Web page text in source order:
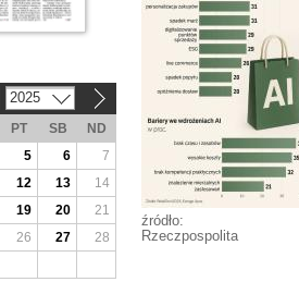
źródło:
Rzeczpospolita
2025
PT SB
ND
5 6
7
12 13
14
19 20
21
26 27
28